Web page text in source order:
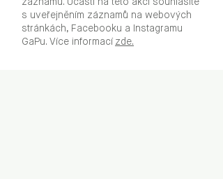
záznamů. Účastí na této akci souhlasíte
s uveřejněním záznamů na webových
stránkách, Facebooku a Instagramu
GaPu. Více informací zde.